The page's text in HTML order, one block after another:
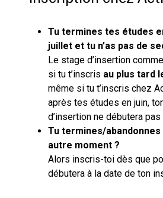
Tu termines tes études
juillet et tu n’as pas de
Le stage d’insertion
si tu t’inscris au plus tard
même si tu t’inscris chez
après tes études en juin,
d’insertion ne débutera
Tu termines/
autre moment ?
Alors inscris-toi dès que
débutera à la date de ton